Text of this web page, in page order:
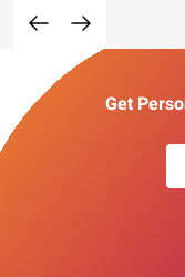
Get